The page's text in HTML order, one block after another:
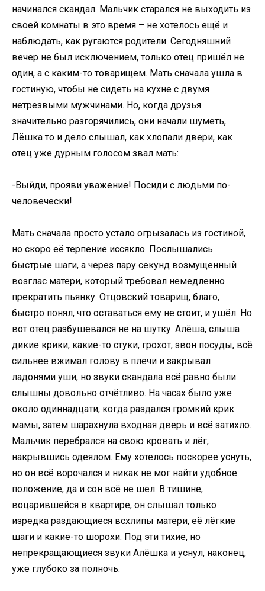
начинался скандал. Мальчик старался не выходить из
своей комнаты в это время – не хотелось ещё и
наблюдать, как ругаются родители. Сегодняшний
вечер не был исключением, только отец пришёл не
один, а с каким-то товарищем. Мать сначала ушла в
гостиную, чтобы не сидеть на кухне с двумя
нетрезвыми мужчинами. Но, когда друзья
значительно разгорячились, они начали шуметь,
Лёшка то и дело слышал, как хлопали двери, как
отец уже дурным голосом звал мать:
-Выйди, прояви уважение! Посиди с людьми по-
человечески!
Мать сначала просто устало огрызалась из гостиной,
но скоро её терпение иссякло. Послышались
быстрые шаги, а через пару секунд возмущенный
возглас матери, который требовал немедленно
прекратить пьянку. Отцовский товарищ, благо,
быстро понял, что оставаться ему не стоит, и ушёл. Но
вот отец разбушевался не на шутку. Алёша, слыша
дикие крики, какие-то стуки, грохот, звон посуды, всё
сильнее вжимал голову в плечи и закрывал
ладонями уши, но звуки скандала всё равно были
слышны довольно отчётливо. На часах было уже
около одиннадцати, когда раздался громкий крик
мамы, затем шарахнула входная дверь и всё затихло.
Мальчик перебрался на свою кровать и лёг,
накрывшись одеялом. Ему хотелось поскорее уснуть,
но он всё ворочался и никак не мог найти удобное
положение, да и сон всё не шел. В тишине,
воцарившейся в квартире, он слышал только
изредка раздающиеся всхлипы матери, её лёгкие
шаги и какие-то шорохи. Под эти тихие, но
непрекращающиеся звуки Алёшка и уснул, наконец,
уже глубоко за полночь.